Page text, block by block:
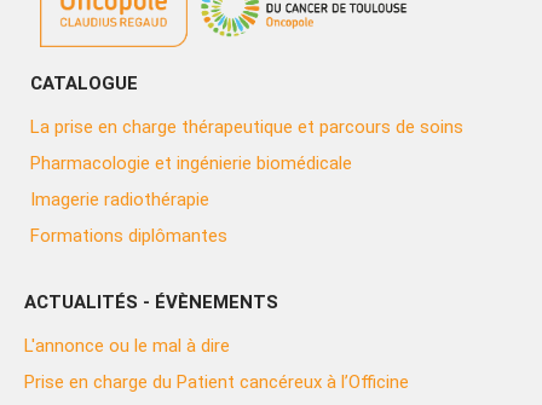
CATALOGUE
La prise en charge thérapeutique et parcours de soins
Pharmacologie et ingénierie biomédicale
Imagerie radiothérapie
Formations diplômantes
ACTUALITÉS - ÉVÈNEMENTS
L'annonce ou le mal à dire
Prise en charge du Patient cancéreux à l’Officine